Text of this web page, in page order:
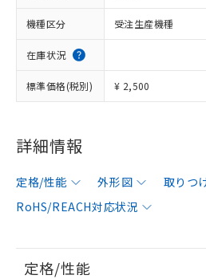
機種区分 受注生産機種
在庫状況
標準価格(税別) ¥ 2,500
詳細情報
定格/性能 外形図 取りつ
RoHS/REACH対応状況
定格/性能